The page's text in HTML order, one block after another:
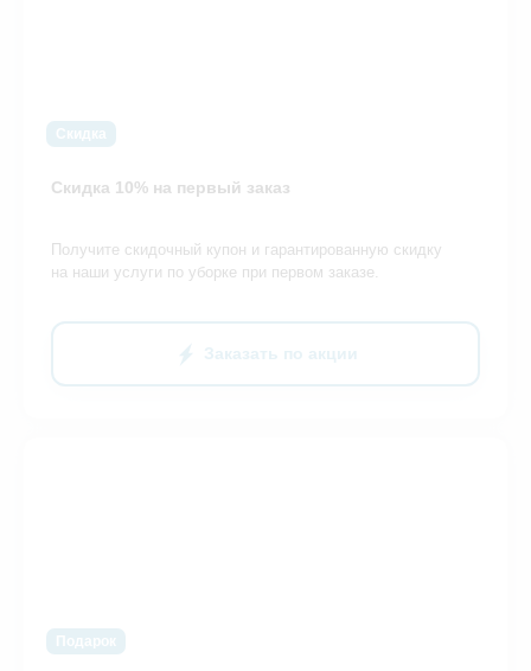
Скидка
Скидка 10% на первый заказ
Получите скидочный купон и гарантированную скидку
на наши услуги по уборке при первом заказе.
Заказать по акции
Подарок